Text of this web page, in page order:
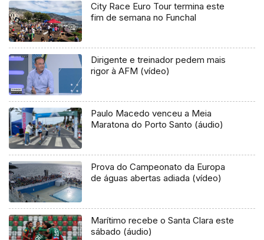
City Race Euro Tour termina este
fim de semana no Funchal
Dirigente e treinador pedem mais
rigor à AFM (vídeo)
Paulo Macedo venceu a Meia
Maratona do Porto Santo (áudio)
Prova do Campeonato da Europa
de águas abertas adiada (vídeo)
Marítimo recebe o Santa Clara este
sábado (áudio)